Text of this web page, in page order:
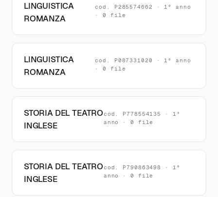
LINGUISTICA
ROMANZA
cod. P285574662 · 1° anno
· 0 file
LINGUISTICA
ROMANZA
cod. P087331020 · 1° anno
· 0 file
STORIA DEL TEATRO
INGLESE
cod. P778554135 · 1°
anno · 0 file
STORIA DEL TEATRO
INGLESE
cod. P790863498 · 1°
anno · 0 file